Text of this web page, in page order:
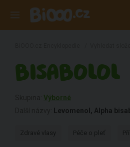
BISABOLOL
Výborné
Levomenol, Alpha
Zdravé vlasy Péče o pleť